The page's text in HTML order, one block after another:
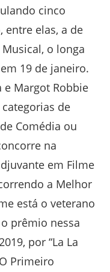
cinco
entre elas, a de
o longa
19 de janeiro.
e Margot Robbie
de
Comédia ou
na
em Filme
a Melhor
está o veterano
prêmio nessa
por “La La
Primeiro